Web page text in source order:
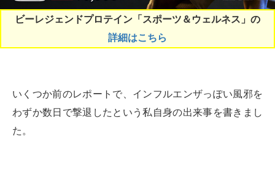
ビーレジェンドプロテイン「スポーツ＆ウェルネス」の
詳細はこちら
いくつか前のレポートで、インフルエンザっぽい風邪を
わずか数日で撃退したという私自身の出来事を書きまし
た。